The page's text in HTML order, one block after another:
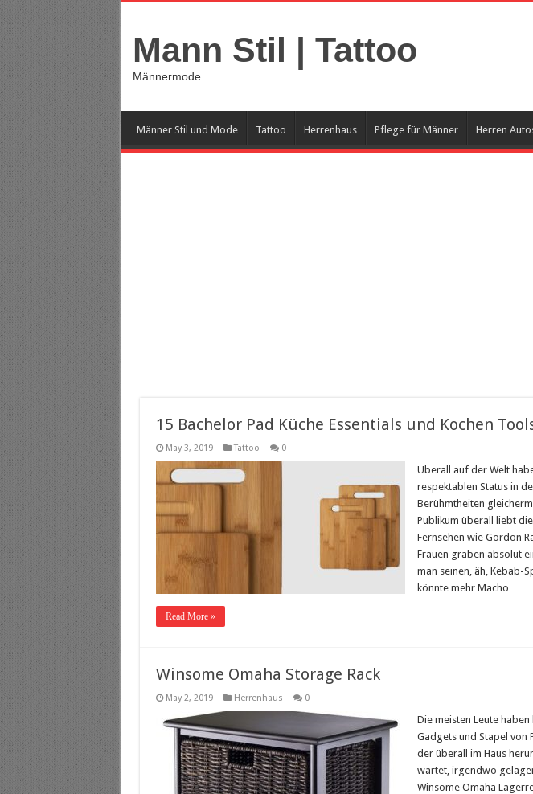
Mann Stil | Tattoo
Männermode
Männer Stil und Mode Tattoo Herrenhaus Pflege für Männer Herren
15 Bachelor Pad Küche Essentials und Kochen
May 3, 2019 Tattoo 0
Überall auf der Welt
respektablen Status in
Berühmtheiten
Publikum überall liebt
Fernsehen wie Gordon
Frauen graben absolut
man seinen, äh, Kebab-
könnte mehr Macho …
Read More »
Winsome Omaha Storage Rack
May 2, 2019 Herrenhaus 0
Die meisten Leute
Gadgets und Stapel von
der überall im Haus
wartet, irgendwo
Winsome Omaha